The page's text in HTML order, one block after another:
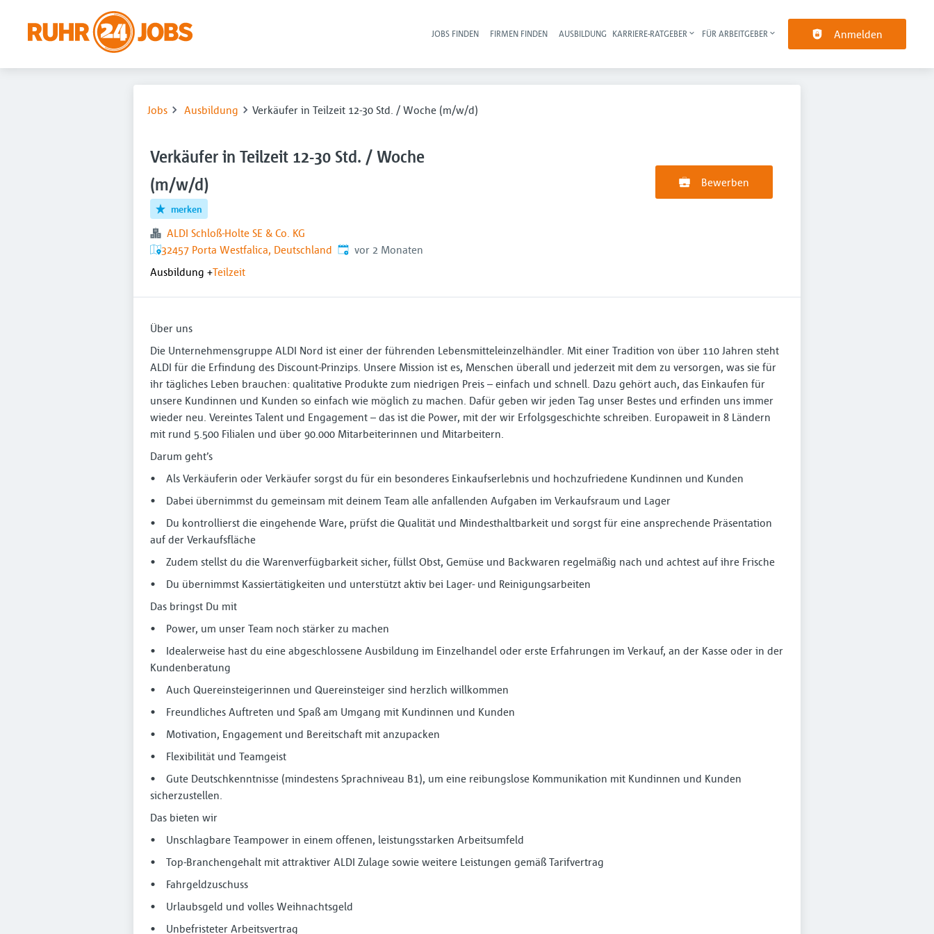
Haupt-Navigation
JOBS FINDEN FIRMEN FINDEN AUSBILDUNG KARRIERE-RATGEBER FÜR ARBEITGEBER Anmelden
Jobs Ausbildung Verkäufer in Teilzeit 12-30 Std. / Woche (m/w/d)
Verkäufer in Teilzeit 12-30 Std. / Woche
(m/w/d)
merken
ALDI Schloß-Holte SE & Co. KG
32457 Porta Westfalica, Deutschland Veröffentlicht:
vor 2 Monaten
Ausbildung +Teilzeit
Bewerben
Über uns
Die Unternehmensgruppe ALDI Nord ist einer der führenden Lebensmitteleinzelhändler. Mit einer Tradition von über 110 Jahren steht
ALDI für die Erfindung des Discount-Prinzips. Unsere Mission ist es, Menschen überall und jederzeit mit dem zu versorgen, was sie für
ihr tägliches Leben brauchen: qualitative Produkte zum niedrigen Preis – einfach und schnell. Dazu gehört auch, das Einkaufen für
unsere Kundinnen und Kunden so einfach wie möglich zu machen. Dafür geben wir jeden Tag unser Bestes und erfinden uns immer
wieder neu. Vereintes Talent und Engagement – das ist die Power, mit der wir Erfolgsgeschichte schreiben. Europaweit in 8 Ländern
mit rund 5.500 Filialen und über 90.000 Mitarbeiterinnen und Mitarbeitern.
Darum geht’s
• Als Verkäuferin oder Verkäufer sorgst du für ein besonderes Einkaufserlebnis und hochzufriedene Kundinnen und Kunden
• Dabei übernimmst du gemeinsam mit deinem Team alle anfallenden Aufgaben im Verkaufsraum und Lager
• Du kontrollierst die eingehende Ware, prüfst die Qualität und Mindesthaltbarkeit und sorgst für eine ansprechende Präsentation
auf der Verkaufsfläche
• Zudem stellst du die Warenverfügbarkeit sicher, füllst Obst, Gemüse und Backwaren regelmäßig nach und achtest auf ihre Frische
• Du übernimmst Kassiertätigkeiten und unterstützt aktiv bei Lager- und Reinigungsarbeiten
Das bringst Du mit
• Power, um unser Team noch stärker zu machen
• Idealerweise hast du eine abgeschlossene Ausbildung im Einzelhandel oder erste Erfahrungen im Verkauf, an der Kasse oder in der
Kundenberatung
• Auch Quereinsteigerinnen und Quereinsteiger sind herzlich willkommen
• Freundliches Auftreten und Spaß am Umgang mit Kundinnen und Kunden
• Motivation, Engagement und Bereitschaft mit anzupacken
• Flexibilität und Teamgeist
• Gute Deutschkenntnisse (mindestens Sprachniveau B1), um eine reibungslose Kommunikation mit Kundinnen und Kunden
sicherzustellen.
Das bieten wir
• Unschlagbare Teampower in einem offenen, leistungsstarken Arbeitsumfeld
• Top-Branchengehalt mit attraktiver ALDI Zulage sowie weitere Leistungen gemäß Tarifvertrag
• Fahrgeldzuschuss
• Urlaubsgeld und volles Weihnachtsgeld
• Unbefristeter Arbeitsvertrag